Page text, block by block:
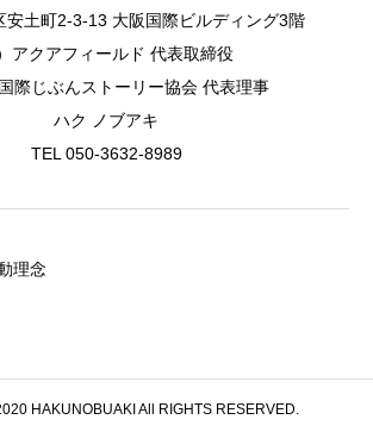
安土町2-3-13 大阪国際ビルディング3階
アクアフィールド 代表取締役
際じぶんストーリー協会 代表理事
ハク ノブアキ
TEL 050-3632-8989
理念
HAKUNOBUAKI All RIGHTS RESERVED.